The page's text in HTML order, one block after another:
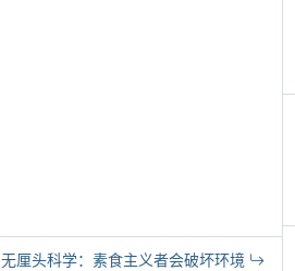
无厘头科学：素食主义者会破坏环境